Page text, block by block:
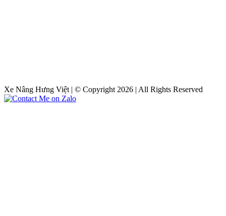
Xe Nâng Hưng Việt | © Copyright 2026 | All Rights Reserved